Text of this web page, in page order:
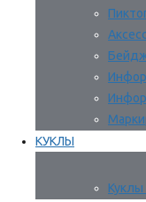
КУКЛЫ